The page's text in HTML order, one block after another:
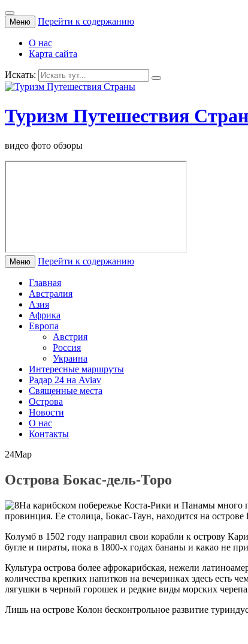
Меню Перейти к содержанию
О нас
Карта сайта
Искать:
Туризм Путешествия
видео фото обзоры
Меню Перейти к содержанию
Главная
Австралия
Азия
Африка
Европа
Австрия
Россия
Украина
Интересные маршруты
Радар 24 на Aviav
Священные места
Острова
Новости
О нас
Контакты
24Мар
Острова Бокас-дель-Торо
На карибском побережье Коста-Рики и Панамы
провинция. Ее столица, Бокас-Таун, находится на
Колумб в 1502 году направил свои корабли к острову
бугле и пираты, пока в 1800-х годах бананы и какао не
Культура острова более афрокарибская, нежели
количества крепких напитков на вечеринках здесь есть
лягушки в черный горошек и редкие виды морских
Лишь на острове Колон бесконтрольное развитие